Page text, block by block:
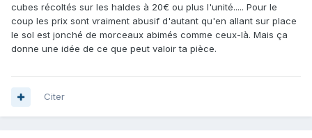
cubes récoltés sur les haldes à 20€ ou plus l'unité..... Pour le
coup les prix sont vraiment abusif d'autant qu'en allant sur place
le sol est jonché de morceaux abimés comme ceux-là. Mais ça
donne une idée de ce que peut valoir ta pièce.
Citer